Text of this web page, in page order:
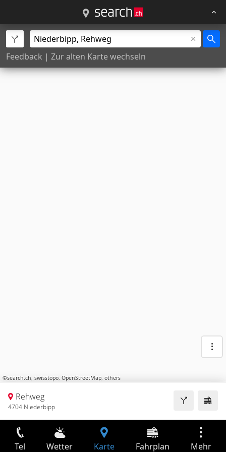
Feedback | Zur alten Karte wechseln
©search.ch, swisstopo, OpenStreetMap, others
Rehweg
4704 Niederbipp
Tel Wetter Karte Fahrplan Mehr